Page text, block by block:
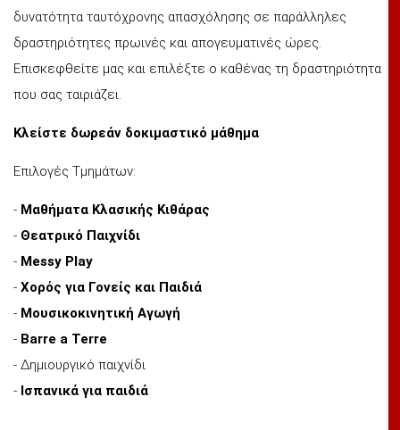
δυνατότητα ταυτόχρονης απασχόλησης σε παράλληλες
δραστηριότητες πρωινές και απογευματινές ώρες.
Επισκεφθείτε μας και επιλέξτε ο καθένας τη δραστηριότητα
που σας ταιριάζει.
Κλείστε δωρεάν δοκιμαστικό μάθημα
Επιλογές Τμημάτων:
- Μαθήματα Κλασικής Κιθάρας
- Θεατρικό Παιχνίδι
- Messy Play
- Χορός για Γονείς και Παιδιά
- Μουσικοκινητική Αγωγή
- Barre a Terre
- Δημιουργικό παιχνίδι
- Ισπανικά για παιδιά